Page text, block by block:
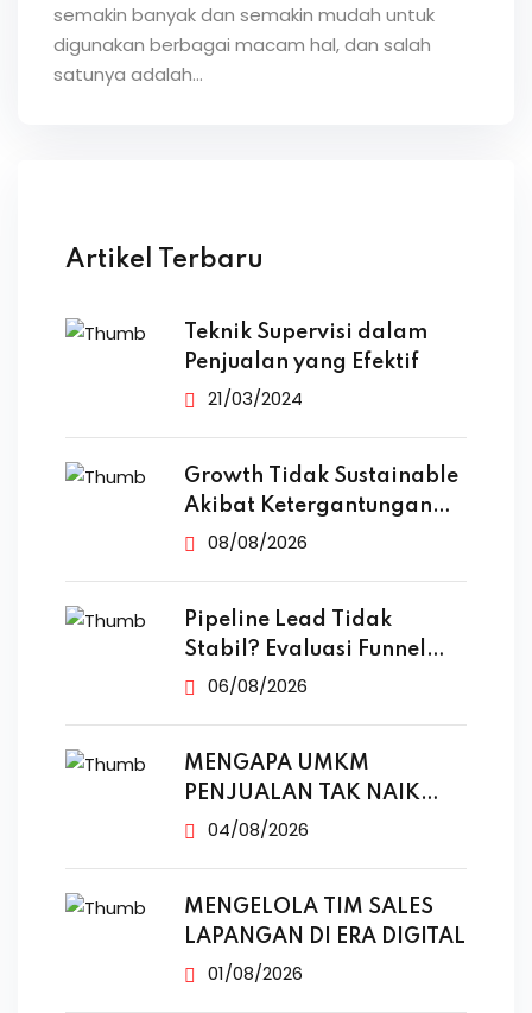
semakin banyak dan semakin mudah untuk
digunakan berbagai macam hal, dan salah
satunya adalah…
Artikel Terbaru
Teknik Supervisi dalam
Penjualan yang Efektif
21/03/2024
Growth Tidak Sustainable
Akibat Ketergantungan
Iklan
08/08/2026
Pipeline Lead Tidak
Stabil? Evaluasi Funnel
Marketing
06/08/2026
MENGAPA UMKM
PENJUALAN TAK NAIK
MESKI SUDAH
04/08/2026
MENGELOLA TIM SALES
LAPANGAN DI ERA DIGITAL
01/08/2026